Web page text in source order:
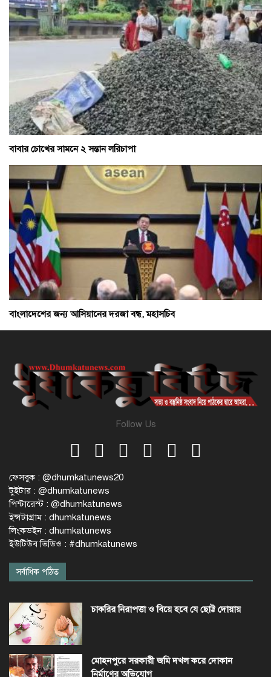
বাবার চোখের সামনে ২ সন্তান লরিচাপা
বাংলাদেশের জন্য আসিয়ানের দরজা বন্ধ, মহাসচিব
Follow Us
ফেসবুক : @dhumkatunews20
টুইটার : @dhumkatunews
পিন্টারেস্ট : @dhumkatunews
ইন্সটাগ্রাম : dhumkatunews
লিংকডইন : dhumkatunews
ইউটিউব ভিডিও : #dhumkatunews
সর্বাধিক পঠিত
চাকরির নিরাপত্তা ও বিয়ে হবে যে ছোট্ট দোয়ায়
মোহনপুরে সরকারী জমি দখল করে দোকান
নির্মাণের অভিযোগ